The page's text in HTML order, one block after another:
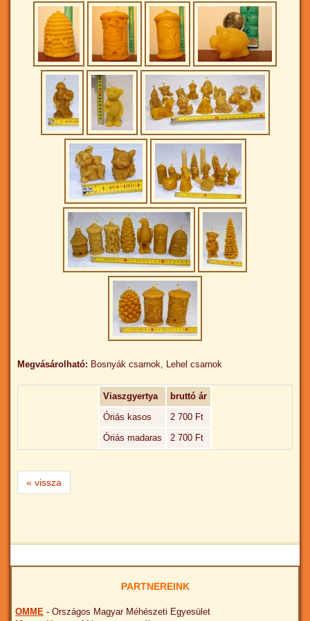
Megvásárolható: Bosnyák csarnok, Lehel csarnok
Viaszgyertya
bruttó ár
Óriás kasos
2 700 Ft
Óriás madaras
2 700 Ft
« vissza
PARTNEREINK
OMME - Országos Magyar Méhészeti Egyesület